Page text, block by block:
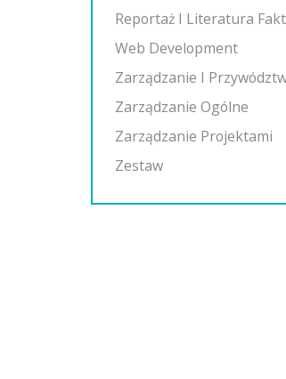
Reportaż I Literatura
Web Development
Zarządzanie I
Zarządzanie Ogólne
Zarządzanie Projektami
Zestaw